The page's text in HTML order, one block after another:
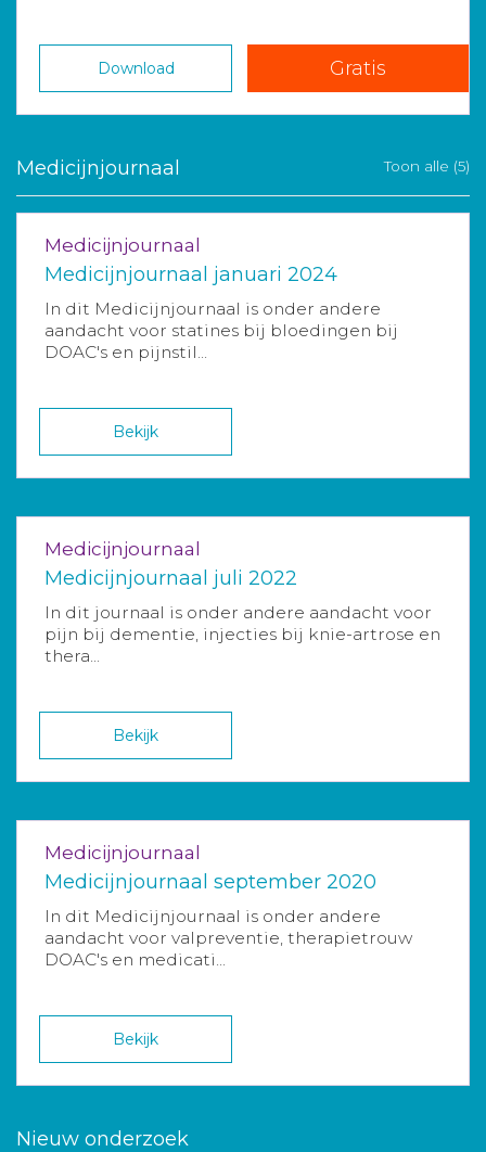
Download Gratis
Medicijnjournaal Toon alle (5)
Medicijnjournaal
Medicijnjournaal januari 2024
In dit Medicijnjournaal is onder andere
aandacht voor statines bij bloedingen bij
DOAC's en pijnstil...
Bekijk
Medicijnjournaal
Medicijnjournaal juli 2022
In dit journaal is onder andere aandacht voor
pijn bij dementie, injecties bij knie-artrose en
thera...
Bekijk
Medicijnjournaal
Medicijnjournaal september 2020
In dit Medicijnjournaal is onder andere
aandacht voor valpreventie, therapietrouw
DOAC's en medicati...
Bekijk
Nieuw onderzoek